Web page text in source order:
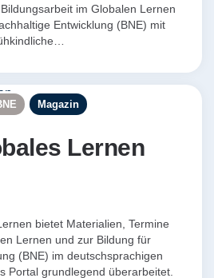
im Globalen Lernen
Entwicklung (BNE) mit
Magazin
Lernen
bietet Materialien, Termine
Lernen und zur Bildung für
(BNE) im deutschsprachigen
Portal grundlegend überarbeitet.